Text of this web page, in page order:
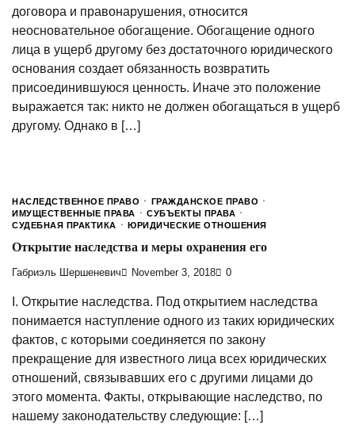
договора и правонарушения, относится
неосновательное обогащение. Обогащение одного
лица в ущерб другому без достаточного юридического
основания создает обязанность возвратить
присоединившуюся ценность. Иначе это положение
выражается так: никто не должен обогащаться в ущерб
другому. Однако в […]
НАСЛЕДСТВЕННОЕ ПРАВО
ГРАЖДАНСКОЕ ПРАВО
ИМУЩЕСТВЕННЫЕ ПРАВА
СУБЪЕКТЫ ПРАВА
СУДЕБНАЯ ПРАКТИКА
ЮРИДИЧЕСКИЕ ОТНОШЕНИЯ
Открытие наследства и меры охранения его
Габриэль Шершеневич November 3, 2018 0
I. Открытие наследства. Под открытием наследства
понимается наступление одного из таких юридических
фактов, с которыми соединяется по закону
прекращение для известного лица всех юридических
отношений, связывавших его с другими лицами до
этого момента. Факты, открывающие наследство, по
нашему законодательству следующие: […]